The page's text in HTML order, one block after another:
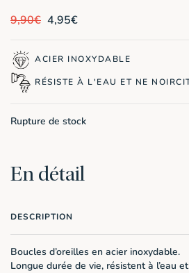
9,90€ Le
était :
4,95€Le
est :
4,95€.
ACIER INOXYDABLE
RÉSISTE À L'EAU ET NE
Rupture de stock
En détail
DESCRIPTION
Boucles d’oreilles en acier inoxydable.
Longue durée de vie, résistent à l’eau